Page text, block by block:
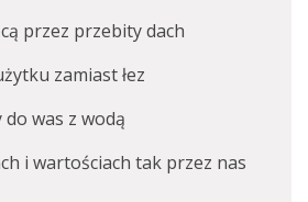
przez przebity dach
zamiast łez
was z wodą
i wartościach tak przez nas